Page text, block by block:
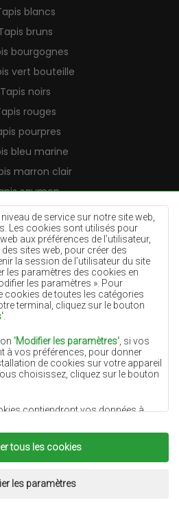
de service sur notre site web,
Les cookies sont utilisés pour
aux préférences de l’utilisateur,
sites web, pour créer des
la session de l’utilisateur du site
les paramètres des cookies en
les paramètres ». Pour
cookies de toutes les catégories
terminal, cliquez sur le bouton
'Modifier les paramètres' , si vos
à vos préférences, pour donner
de cookies sur votre appareil
choisissez, cliquez sur le bouton
contiendront vos données à
des données (DYWANYCHEMEX)
la fourniture de services de haute
des activités de marketing du
données et de ses Partenaires de
tous les cookies
les paramètres
blancs
bruns
bourgognes
vert bouteille
Tapis noirs
rouges
pourpres
bleu marine
marron clair
saumon
crème
Tapis lilas
jaunes
menthe
bleus
oranges
Tapis gris
terre cuite
dorés
www.dimax.pl